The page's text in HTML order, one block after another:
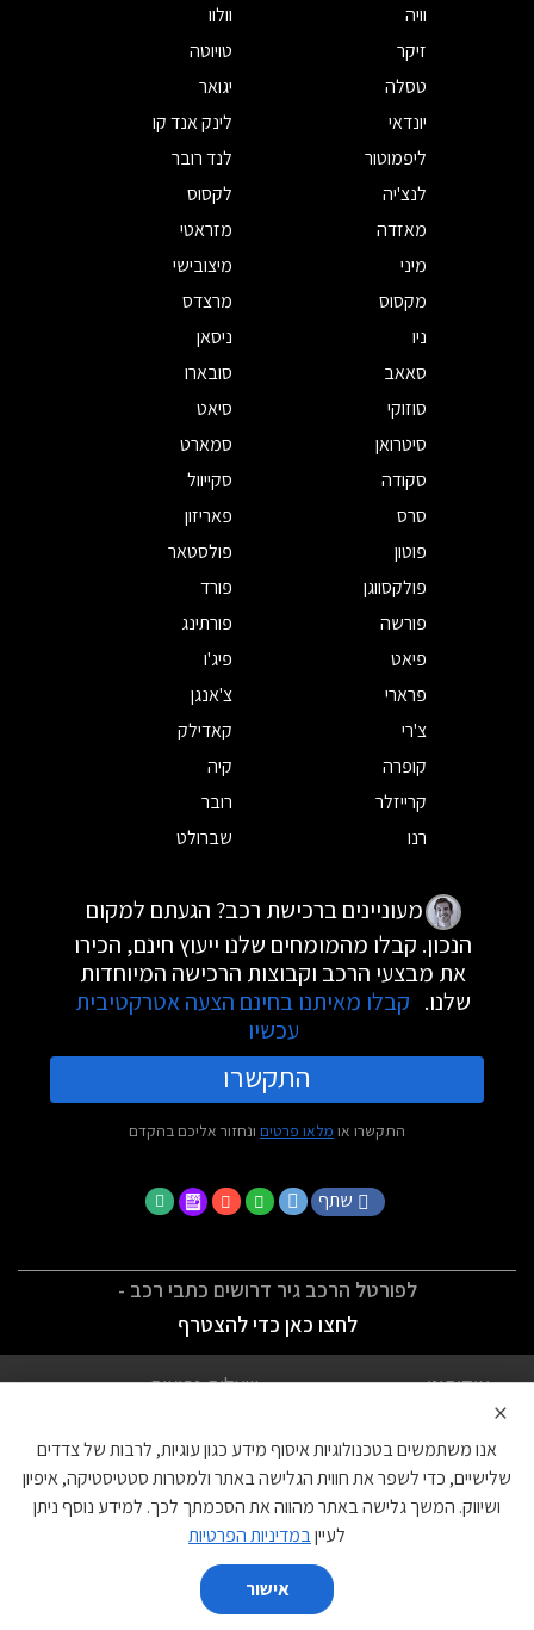
וויה
וולוו
זיקר
טויוטה
טסלה
יגואר
יונדאי
לינק אנד קו
ליפמוטור
לנד רובר
לנצ'יה
לקסוס
מאזדה
מזראטי
מיני
מיצובישי
מקסוס
מרצדס
ניו
ניסאן
סאאב
סובארו
סוזוקי
סיאט
סיטרואן
סמארט
סקודה
סקייוול
סרס
פאריזון
פוטון
פולסטאר
פולקסווגן
פורד
פורשה
פורתינג
פיאט
פיג'ו
פרארי
צ'אנגן
צ'רי
קאדילק
קופרה
קיה
קרייזלר
רובר
רנו
שברולט
מעוניינים ברכישת רכב? הגעתם למקום
הנכון. קבלו מהמומחים שלנו ייעוץ חינם, הכירו
את מבצעי הרכב וקבוצות הרכישה המיוחדות
שלנו. קבלו מאיתנו בחינם הצעה אטרקטיבית
עכשיו
התקשרו
התקשרו או מלאו פרטים ונחזור אליכם בהקדם
שתף
לפורטל הרכב גיר דרושים כתבי רכב -
לחצו כאן כדי להצטרף
אודותינו
שאלות נפוצות
הצהרת נגישות
צור קשר
עוגיות
×
אנו משתמשים בטכנולוגיות איסוף מידע כגון עוגיות, לרבות של צדדים
שלישיים, כדי לשפר את חווית הגלישה באתר ולמטרות סטטיסטיקה, איפיון
ושיווק. המשך גלישה באתר מהווה את הסכמתך לכך. למידע נוסף ניתן
לעייןבמדיניות הפרטיות
אישור